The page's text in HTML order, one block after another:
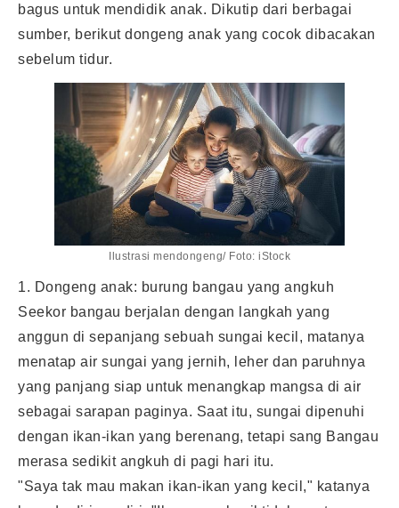
bagus untuk mendidik anak. Dikutip dari berbagai
sumber, berikut dongeng anak yang cocok dibacakan
sebelum tidur.
Ilustrasi mendongeng/ Foto: iStock
1. Dongeng anak: burung bangau yang angkuh
Seekor bangau berjalan dengan langkah yang
anggun di sepanjang sebuah sungai kecil, matanya
menatap air sungai yang jernih, leher dan paruhnya
yang panjang siap untuk menangkap mangsa di air
sebagai sarapan paginya. Saat itu, sungai dipenuhi
dengan ikan-ikan yang berenang, tetapi sang Bangau
merasa sedikit angkuh di pagi hari itu.
"Saya tak mau makan ikan-ikan yang kecil," katanya